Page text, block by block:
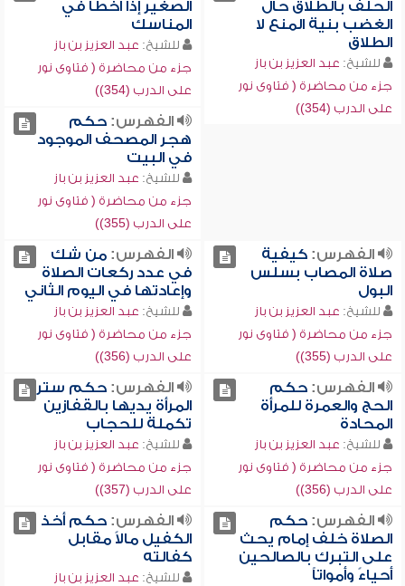
الحلف بالطلاق حال
الغضب بنية المنع لا
الطلاق
للشيخ: عبد العزيز بن باز
جزء من محاضرة ( فتاوى نور
على الدرب (354))
الصغير إذا أخطأ في
المناسك
للشيخ: عبد العزيز بن باز
جزء من محاضرة ( فتاوى نور
على الدرب (354))
الفهرس:حكم
هجر المصحف الموجود
في البيت
للشيخ: عبد العزيز بن باز
جزء من محاضرة ( فتاوى نور
على الدرب (355))
الفهرس:كيفية
صلاة المصاب بسلس
البول
للشيخ: عبد العزيز بن باز
جزء من محاضرة ( فتاوى نور
على الدرب (355))
الفهرس:من شك
في عدد ركعات الصلاة
وإعادتها في اليوم الثاني
للشيخ: عبد العزيز بن باز
جزء من محاضرة ( فتاوى نور
على الدرب (356))
الفهرس:حكم
الحج والعمرة للمرأة
المحادة
للشيخ: عبد العزيز بن باز
جزء من محاضرة ( فتاوى نور
على الدرب (356))
الفهرس:حكم ستر
المرأة يديها بالقفازين
تكملة للحجاب
للشيخ: عبد العزيز بن باز
جزء من محاضرة ( فتاوى نور
على الدرب (357))
الفهرس:حكم
الصلاة خلف إمام يحث
على التبرك بالصالحين
أحياءً وأمواتاً
الفهرس:حكم أخذ
الكفيل مالاً مقابل
كفالته
للشيخ: عبد العزيز بن باز